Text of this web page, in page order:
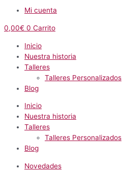
Menú Mi cuenta
0,00€ 0 Carrito
Inicio
Nuestra historia
Talleres
Talleres Personalizados
Blog
Inicio
Nuestra historia
Talleres
Talleres Personalizados
Blog
Novedades